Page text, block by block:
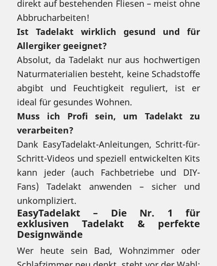
direkt auf bestehenden Fliesen – meist ohne
Abbrucharbeiten!
Ist Tadelakt wirklich gesund und für
Allergiker geeignet?
Absolut, da Tadelakt nur aus hochwertigen
Naturmaterialien besteht, keine Schadstoffe
abgibt und Feuchtigkeit reguliert, ist er
ideal für gesundes Wohnen.
Muss ich Profi sein, um Tadelakt zu
verarbeiten?
Dank EasyTadelakt-Anleitungen, Schritt-für-
Schritt-Videos und speziell entwickelten Kits
kann jeder (auch Fachbetriebe und DIY-
Fans) Tadelakt anwenden – sicher und
unkompliziert.
EasyTadelakt – Die Nr. 1 für
exklusiven Tadelakt & perfekte
Designwände
Wer heute sein Bad, Wohnzimmer oder